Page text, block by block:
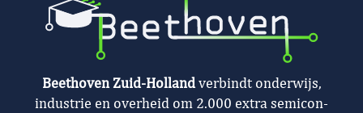
Beethoven Zuid-Holland verbindt onderwijs,
industrie en overheid om 2.000 extra semicon-